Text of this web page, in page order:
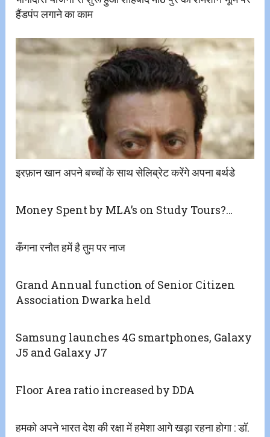
हैंडपंप लगाने का काम
इरफ़ान खान अपने बच्चों के साथ सेलिब्रेट करेंगे अपना बर्थडे
Money Spent by MLA’s on Study Tours?…
कँगना रनौत हमें है तुम पर नाज
Grand Annual function of Senior Citizen
Association Dwarka held
Samsung launches 4G smartphones, Galaxy
J5 and Galaxy J7
Floor Area ratio increased by DDA
हमको अपने भारत देश की रक्षा में हमेशा आगे खड़ा रहना होगा : डॉ.